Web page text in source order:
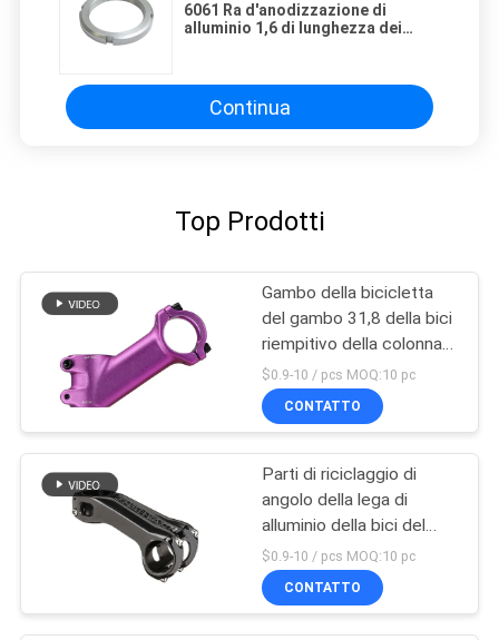
6061 Ra d'anodizzazione di
alluminio 1,6 di lunghezza dei
Continua
Top Prodotti
Gambo della bicicletta
del gambo 31,8 della bici
riempitivo della colonna
montante del manubrio
da 35 gradi
$0.9-10 / pcs MOQ:10 pc
CONTATTO
Parti di riciclaggio di
angolo della lega di
alluminio della bici del
manubrio della bicicletta
regolabile del gambo
$0.9-10 / pcs MOQ:10 pc
CONTATTO